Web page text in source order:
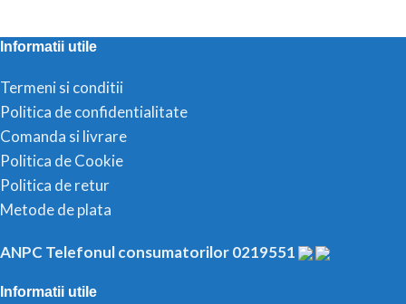
Informatii utile
Termeni si conditii
Politica de confidentialitate
Comanda si livrare
Politica de Cookie
Politica de retur
Metode de plata
ANPC Telefonul consumatorilor 0219551
Informatii utile